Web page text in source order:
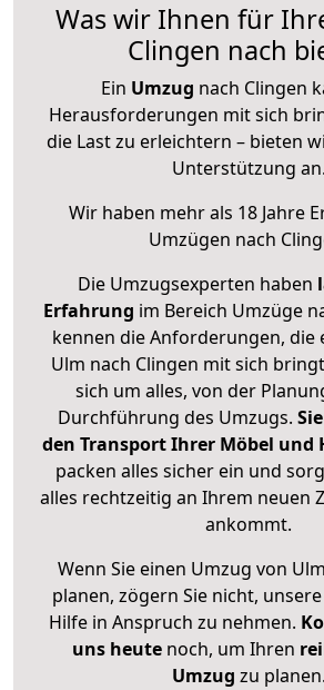
Was wir Ihnen für
Clingen nach
Ein Umzug nach Clingen
Herausforderungen mit sich
die Last zu erleichtern – bieten
Unterstützung an.
Wir haben mehr als 18 Jahre
Umzügen nach
Die Umzugsexperten haben
Erfahrung im Bereich Umzüge
kennen die Anforderungen, die
Ulm nach Clingen mit sich
sich um alles, von der
Durchführung des Umzugs.
den Transport Ihrer Möbel und
packen alles sicher ein und
alles rechtzeitig an Ihrem neuen
ankommt.
Wenn Sie einen Umzug von
planen, zögern Sie nicht,
Hilfe in Anspruch zu nehmen.
uns heutenoch, um Ihren
Umzug zu planen.